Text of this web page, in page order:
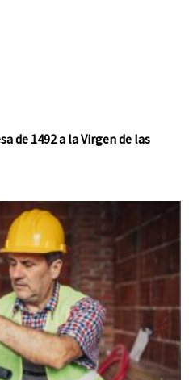
de 1492 a la Virgen de las